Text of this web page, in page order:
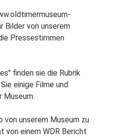
Bilder von unserem
Pressestimmen
finden sie die Rubrik
einige Filme und
Museum.
von unserem Museum zu
von einem WDR Bericht